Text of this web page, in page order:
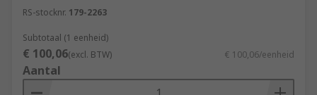
RS-stocknr. 179-2263
Subtotaal (1 eenheid)
€ 100,06(excl. BTW) € 100,06/eenheid
Aantal